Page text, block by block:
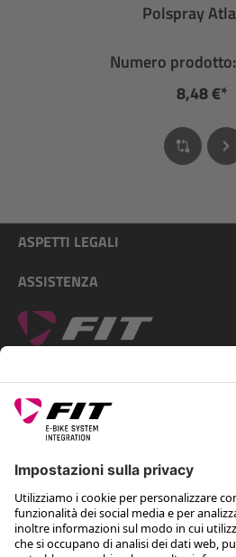
Polspray
Numero
8,48 €*
ASPETTI LEGALI
ASSISTENZA
*Prezzo consigliato non vincolante,
Rotax Bike